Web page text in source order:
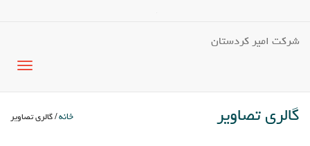
شرکت امیر کردستان
گالری تصاویر خانه / گالری تصاویر